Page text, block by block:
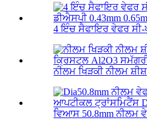
4 ਇੰਚ ਸੈਫਾਇਰ ਵੇਫਰ
ਨੀਲਮ ਖਿੜਕੀ ਨੀਲਮ
ਵਿਆਸ 50.8mm ਨੀਲਮ